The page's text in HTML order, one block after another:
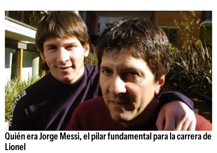
Quién era Jorge Messi, el pilar fundamental para la carrera de
Lionel